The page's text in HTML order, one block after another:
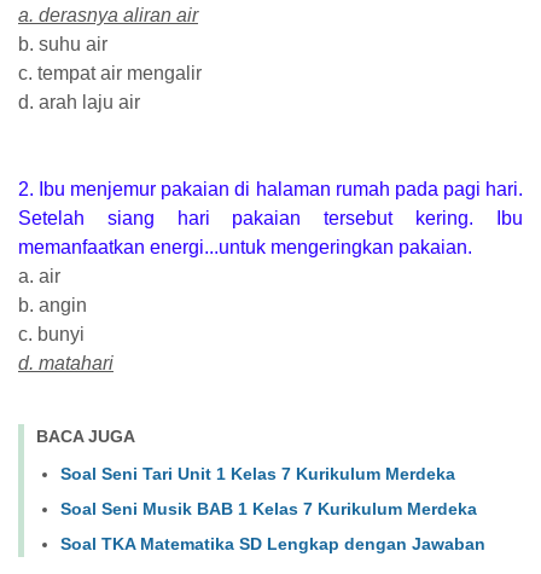
a. derasnya aliran air
b. suhu air
c. tempat air mengalir
d. arah laju air
2. Ibu menjemur pakaian di halaman rumah pada pagi hari.
Setelah siang hari pakaian tersebut kering. Ibu
memanfaatkan energi...untuk mengeringkan pakaian.
a. air
b. angin
c. bunyi
d. matahari
BACA JUGA
Soal Seni Tari Unit 1 Kelas 7 Kurikulum Merdeka
Soal Seni Musik BAB 1 Kelas 7 Kurikulum Merdeka
Soal TKA Matematika SD Lengkap dengan Jawaban